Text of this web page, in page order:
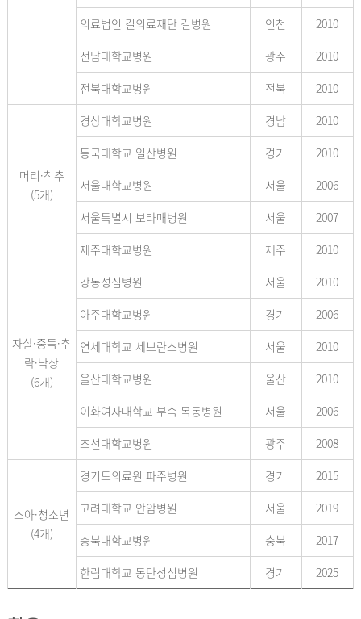
의료법인 길의료재단 길병원
인천
2010
전남대학교병원
광주
2010
전북대학교병원
전북 2010
머리·척추
(5개)
경상대학교병원 경남
2010
동국대학교 일산병원
경기
2010
서울대학교병원
서울
2006
서울특별시 보라매병원
서울
2007
제주대학교병원
제주 2010
자살·중독·추
락·낙상
(6개)
강동성심병원 서울
2010
아주대학교병원
경기
2006
연세대학교 세브란스병원
서울
2010
울산대학교병원
울산
2010
이화여자대학교 부속 목동병원
서울
2006
조선대학교병원
광주 2008
소아·청소년
(4개)
경기도의료원 파주병원 경기
2015
고려대학교 안암병원
서울
2019
충북대학교병원
충북
2017
한림대학교 동탄성심병원
경기 2025